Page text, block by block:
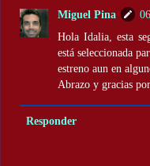
Miguel Pina
Hola Idalia, esta
está seleccionada
estreno aun en
Abrazo y gracias
Responder